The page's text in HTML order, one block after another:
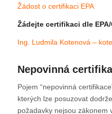
Žádost o certifikaci EPA
Žádejte certifikaci dle EPA/
Ing. Ludmila Kotenová –
Nepovinná
Pojem “nepovinná
kterých lze posuzovat
požadavky nejsou zákonem